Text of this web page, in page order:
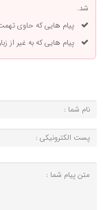
شد.
پیام هایی که حاوی
پیام هایی که به غیر از